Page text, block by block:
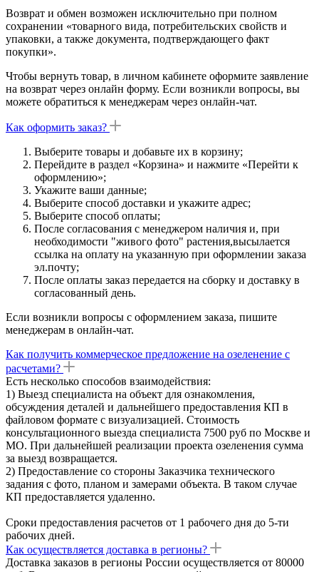
Возврат и обмен возможен исключительно при полном
сохранении «товарного вида, потребительских свойств и
упаковки, а также документа, подтверждающего факт
покупки».
Чтобы вернуть товар, в личном кабинете оформите заявление
на возврат через онлайн форму. Если возникли вопросы, вы
можете обратиться к менеджерам через онлайн-чат.
Как оформить заказ?
Выберите товары и добавьте их в корзину;
Перейдите в раздел «Корзина» и нажмите «Перейти к
оформлению»;
Укажите ваши данные;
Выберите способ доставки и укажите адрес;
Выберите способ оплаты;
После согласования с менеджером наличия и, при
необходимости "живого фото" растения,высылается
ссылка на оплату на указанную при оформлении заказа
эл.почту;
После оплаты заказ передается на сборку и доставку в
согласованный день.
Если возникли вопросы с оформлением заказа, пишите
менеджерам в онлайн-чат.
Как получить коммерческое предложение на озеленение с
расчетами?
Есть несколько способов взаимодействия:
1) Выезд специалиста на объект для ознакомления,
обсуждения деталей и дальнейшего предоставления КП в
файловом формате с визуализацией. Стоимость
консультационного выезда специалиста 7500 руб по Москве и
МО. При дальнейшей реализации проекта озеленения сумма
за выезд возвращается.
2) Предоставление со стороны Заказчика технического
задания с фото, планом и замерами объекта. В таком случае
КП предоставляется удаленно.
Сроки предоставления расчетов от 1 рабочего дня до 5-ти
рабочих дней.
Как осуществляется доставка в регионы?
Доставка заказов в регионы России осуществляется от 80000